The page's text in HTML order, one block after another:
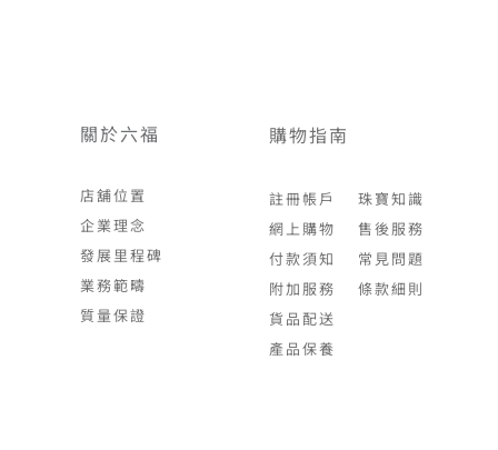
關於六福
店舖位置
企業理念
發展里程碑
業務範疇
質量保證
購物指南
註冊帳戶
網上購物
付款須知
附加服務
貨品配送
產品保養
珠寶知識
售後服務
常見問題
條款細則